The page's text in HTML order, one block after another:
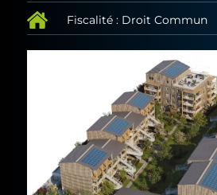
Fiscalité : Droit Commun